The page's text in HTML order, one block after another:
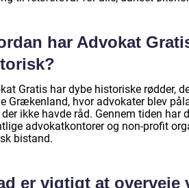
har Advokat
Gratis har dybe historiske rødder,
Grækenland, hvor advokater blev
der ikke havde råd. Gennem tiden har
advokatkontorer og non-profit
bistand.
er vigtigt at overveje